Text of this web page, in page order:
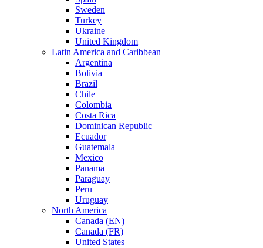
Sweden
Turkey
Ukraine
United Kingdom
Latin America and Caribbean
Argentina
Bolivia
Brazil
Chile
Colombia
Costa Rica
Dominican Republic
Ecuador
Guatemala
Mexico
Panama
Paraguay
Peru
Uruguay
North America
Canada (EN)
Canada (FR)
United States